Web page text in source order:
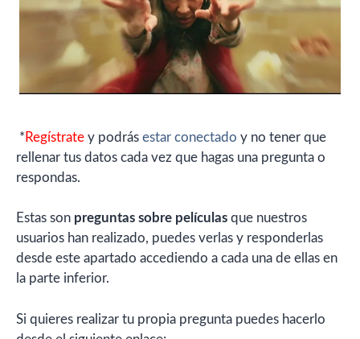
* Regístrate y podrás estar conectado y no tener que
rellenar tus datos cada vez que hagas una pregunta o
respondas.
Estas son preguntas sobre películas que nuestros
usuarios han realizado, puedes verlas y responderlas
desde este apartado accediendo a cada una de ellas en
la parte inferior.
Si quieres realizar tu propia pregunta puedes hacerlo